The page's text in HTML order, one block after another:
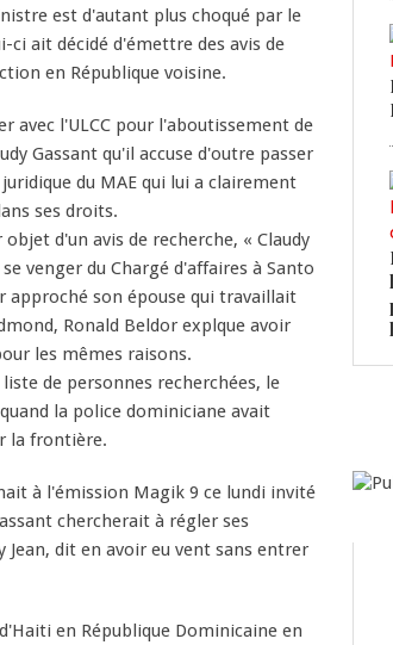
est d'autant plus choqué par le
ci ait décidé d'émettre des avis de
en République voisine.
avec l'ULCC pour l'aboutissement de
Gassant qu'il accuse d'outre passer
du MAE qui lui a clairement
ses droits.
d'un avis de recherche, « Claudy
venger du Chargé d'affaires à Santo
son épouse qui travaillait
Ronald Beldor explque avoir
les mêmes raisons.
de personnes recherchées, le
la police dominiciane avait
la frontière.
à l'émission Magik 9 ce lundi invité
chercherait à régler ses
Jean, dit en avoir eu vent sans entrer
en République Dominicaine en